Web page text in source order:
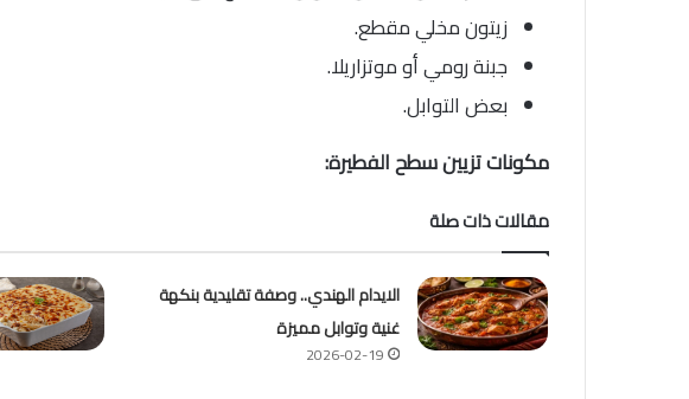
زيتون مخلي مقطع.
جبنة رومي أو موتزاريلا.
بعض التوابل.
مكونات تزيين سطح الفطيرة:
مقالات ذات صلة
الايدام الهندي.. وصفة تقليدية بنكهة
غنية وتوابل مميزة
2026-02-19